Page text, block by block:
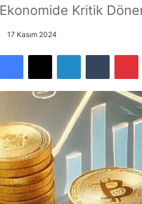
Ekonomide Kritik
17 Kasım 2024